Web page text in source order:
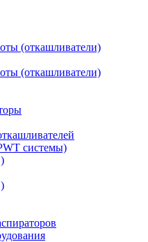
(откашливатели)
(откашливатели)
системы)